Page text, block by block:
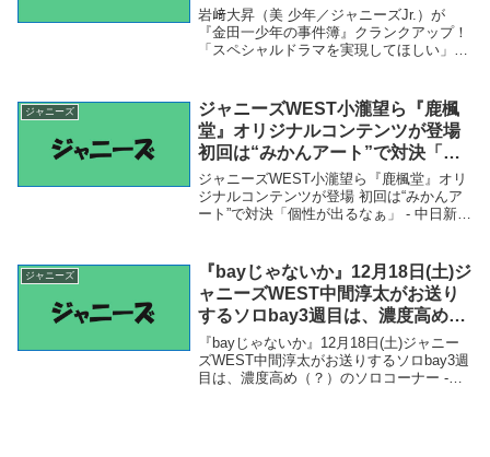
マを実現してほしい」（TV LIFE
web） – Yahoo!ニュース –
Yahoo!ニュース
岩﨑大昇（美 少年／ジャニーズJr.）が
『金田一少年の事件簿』クランクアップ！
「スペシャルドラマを実現してほしい」
﨑大昇（美 少年／ジャニ...
ジャニーズ
ジャニーズWEST小瀧望ら『鹿楓
堂』オリジナルコンテンツが登場
初回は“みかんアート”で対決「個
性が出るなぁ」 – 中日新聞
ジャニーズWEST小瀧望ら『鹿楓堂』オリ
ジナルコンテンツが登場 初回は“みかんア
ート”で対決「個性が出るなぁ」 - 中日新聞
が登場 初回は“みかんアート”で対決「...
ジャニーズ
『bayじゃないか』12月18日(土)ジ
ャニーズWEST中間淳太がお送り
するソロbay3週目は、濃度高め
（？）のソロコーナー – PR
TIMES
『bayじゃないか』12月18日(土)ジャニー
ズWEST中間淳太がお送りするソロbay3週
目は、濃度高め（？）のソロコーナー -